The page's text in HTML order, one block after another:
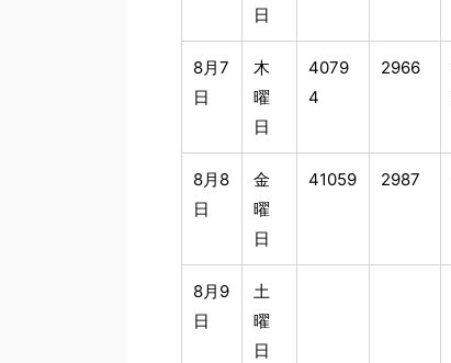
日
8月7
日
木
曜
日
4079
4
2966
8月8
日
金
曜
日
41059 2987
8月9
日
土
曜
日